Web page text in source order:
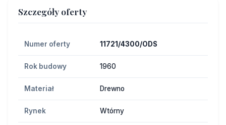
Szczegóły oferty
Numer oferty 11721/4300/ODS
Rok budowy 1960
Materiał Drewno
Rynek Wtórny